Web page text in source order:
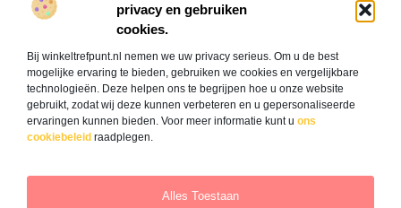
privacy en gebruiken
cookies.
Bij winkeltrefpunt.nl nemen we uw privacy serieus. Om u de best
mogelijke ervaring te bieden, gebruiken we cookies en vergelijkbare
technologieën. Deze helpen ons te begrijpen hoe u onze website
gebruikt, zodat wij deze kunnen verbeteren en u gepersonaliseerde
ervaringen kunnen bieden. Voor meer informatie kunt u ons
cookiebeleid raadplegen.
Alles Toestaan
Onze informatie
Bericht categorie